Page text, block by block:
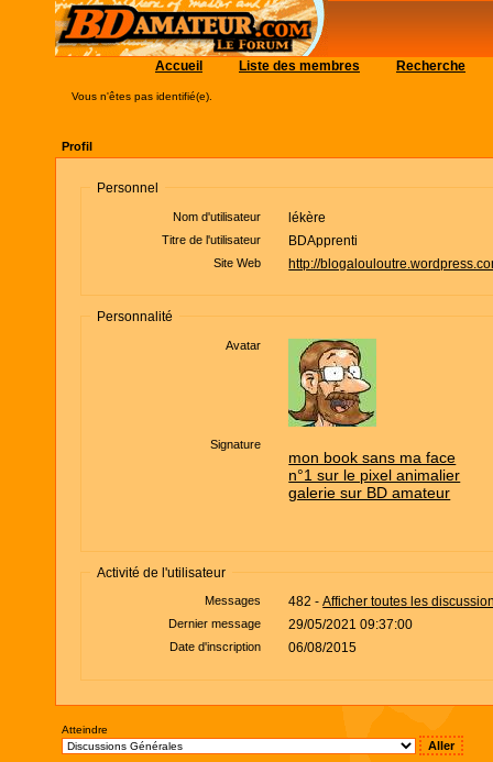
Accueil Liste des membres Recherche
Vous n'êtes pas identifié(e).
Profil
Personnel
Nom d'utilisateur lékère
Titre de l'utilisateur BDApprenti
Site Web http://
Personnalité
Avatar
Signature
mon book sans ma face
n°1 sur le pixel animalier
galerie sur BD amateur
Activité de l'utilisateur
Messages 482 -Afficher toutes les
Dernier message 29/05/2021 09:37:00
Date d'inscription 06/08/2015
Atteindre